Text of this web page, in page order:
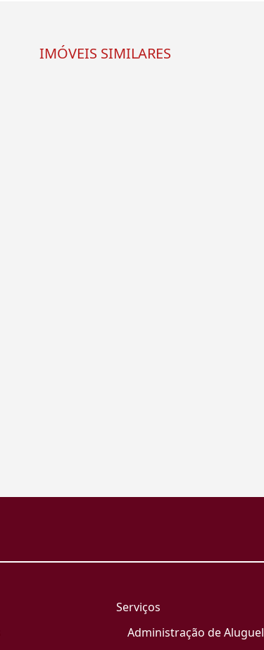
IMÓVEIS SIMILARES
Serviços
Administração de Aluguel